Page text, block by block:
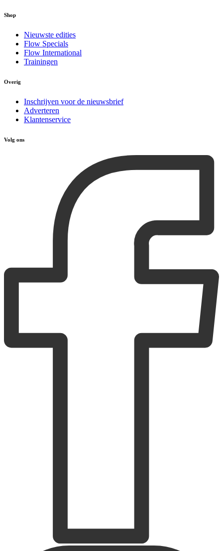
Shop
Nieuwste edities
Flow Specials
Flow International
Trainingen
Overig
Inschrijven voor de nieuwsbrief
Adverteren
Klantenservice
Volg ons